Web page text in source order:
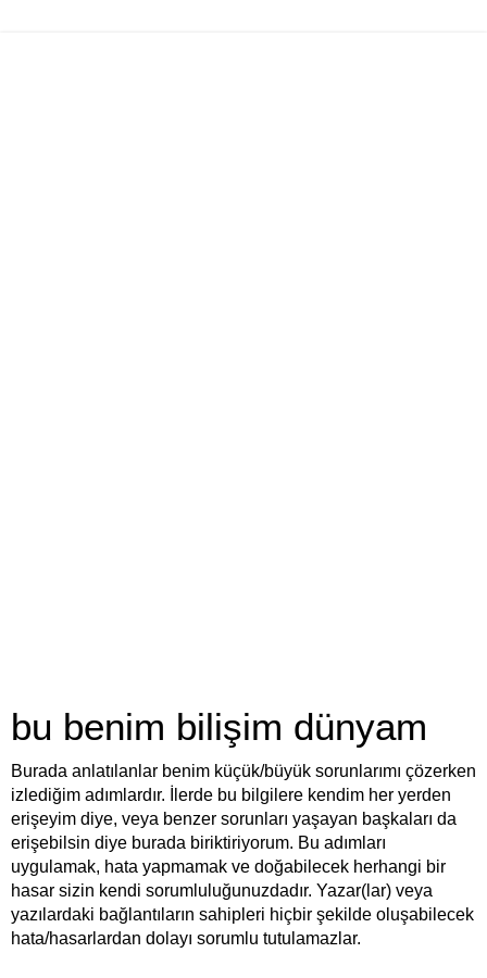
bu benim bilişim dünyam
Burada anlatılanlar benim küçük/büyük sorunlarımı çözerken
izlediğim adımlardır. İlerde bu bilgilere kendim her yerden
erişeyim diye, veya benzer sorunları yaşayan başkaları da
erişebilsin diye burada biriktiriyorum. Bu adımları
uygulamak, hata yapmamak ve doğabilecek herhangi bir
hasar sizin kendi sorumluluğunuzdadır. Yazar(lar) veya
yazılardaki bağlantıların sahipleri hiçbir şekilde oluşabilecek
hata/hasarlardan dolayı sorumlu tutulamazlar.